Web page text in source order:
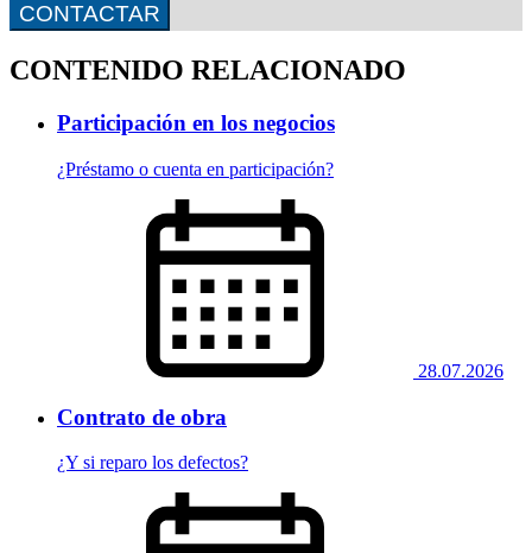
CONTACTAR
CONTENIDO RELACIONADO
Participación en los negocios
¿Préstamo o cuenta en participación?
28.07.2026
Contrato de obra
¿Y si reparo los defectos?